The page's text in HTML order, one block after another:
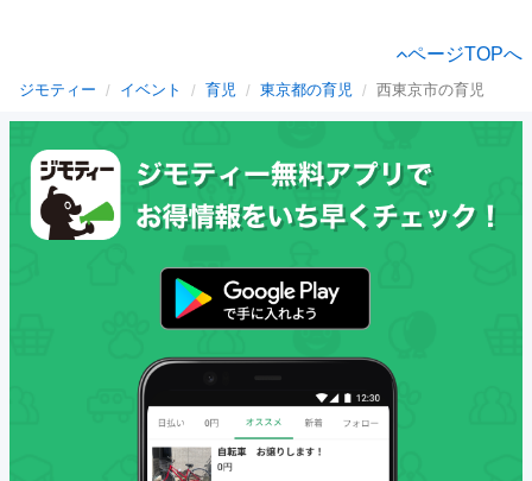
ページTOPへ
ジモティー イベント 育児 東京都の育児 西東京市の育児